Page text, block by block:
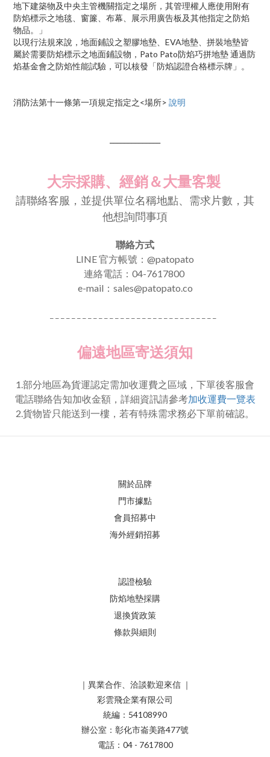
地下建築物及中央主管機關指定之場所，其管理權人應使用附有
防焰標示之地毯、窗簾、布幕、展示用廣告板及其他指定之防焰
物品。」
以現行法規來說，地面鋪設之塑膠地墊、EVA地墊、拼裝地墊皆
屬於需要防焰標示之地面鋪設物，Pato Pato防焰巧拼地墊 通過防
焰基金會之防焰性能試驗，可以核發「防焰認證合格標示牌」。
消防法第十一條第一項規定指定之<場所> 說明
大宗採購、經銷＆大量客製
請聯絡客服，並提供單位名稱地點、需求片數，其
他想詢問事項
聯絡方式
LINE 官方帳號：@patopato
連絡電話：04-7617800
e-mail： sales@patopato.co
偏遠地區寄送須知
1.部分地區為貨運認定需加收運費之區域，下單後客服會
電話聯絡告知加收金額，詳細資訊請參考加收運費一覽表
2.貨物皆只能送到一樓，若有特殊需求務必下單前確認。
關於品牌
門市據點
會員招募中
海外經銷招募
認證檢驗
防焰地墊採購
退換貨政策
條款與細則
｜異業合作、洽談歡迎來信 ｜
彩雲飛企業有限公司
統編：54108990
辦公室：彰化市崙美路477號
電話：04 - 7617800